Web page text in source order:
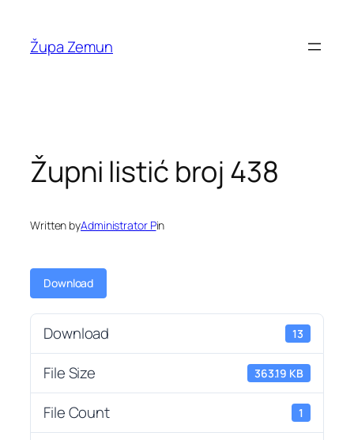
content
Župa Zemun
Župni listić broj 438
Written byAdministrator Pin
Download
Download 13
File Size 363.19 KB
File Count 1